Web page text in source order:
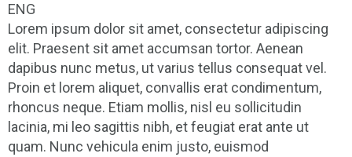
ENG
Lorem ipsum dolor sit amet, consectetur adipiscing
elit. Praesent sit amet accumsan tortor. Aenean
dapibus nunc metus, ut varius tellus consequat vel.
Proin et lorem aliquet, convallis erat condimentum,
rhoncus neque. Etiam mollis, nisl eu sollicitudin
lacinia, mi leo sagittis nibh, et feugiat erat ante ut
quam. Nunc vehicula enim justo, euismod